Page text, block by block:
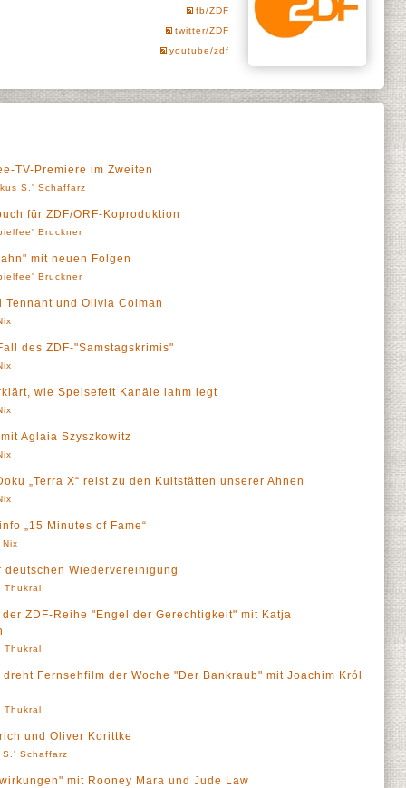
fb/ZDF
twitter/ZDF
youtube/zdf
TV-Premiere im Zweiten
S.' Schaffarz
für ZDF/ORF-Koproduktion
Bruckner
mit neuen Folgen
Bruckner
und Olivia Colman
des ZDF-"Samstagskrimis"
wie Speisefett Kanäle lahm legt
Aglaia Szyszkowitz
„Terra X“ reist zu den Kultstätten unserer Ahnen
„15 Minutes of Fame“
deutschen Wiedervereinigung
Thukral
ZDF-Reihe "Engel der Gerechtigkeit" mit Katja
Thukral
Fernsehfilm der Woche "Der Bankraub" mit Joachim Król
Thukral
und Oliver Korittke
S.' Schaffarz
mit Rooney Mara und Jude Law